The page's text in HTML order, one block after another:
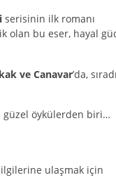
serisinin ilk romanı
olan bu eser, hayal
ve Canavar’da,
güzel öykülerden biri…
ulaşmak için